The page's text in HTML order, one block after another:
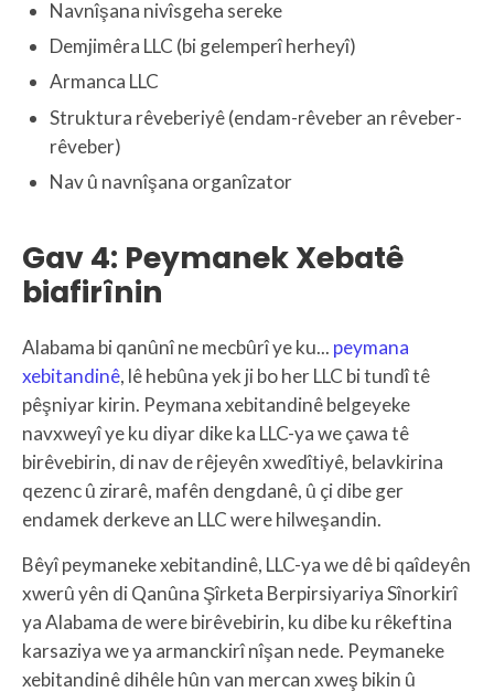
Navnîşana nivîsgeha sereke
Demjimêra LLC (bi gelemperî herheyî)
Armanca LLC
Struktura rêveberiyê (endam-rêveber an rêveber-
rêveber)
Nav û navnîşana organîzator
Gav 4: Peymanek Xebatê
biafirînin
Alabama bi qanûnî ne mecbûrî ye ku... peymana
xebitandinê, lê hebûna yek ji bo her LLC bi tundî tê
pêşniyar kirin. Peymana xebitandinê belgeyeke
navxweyî ye ku diyar dike ka LLC-ya we çawa tê
birêvebirin, di nav de rêjeyên xwedîtiyê, belavkirina
qezenc û zirarê, mafên dengdanê, û çi dibe ger
endamek derkeve an LLC were hilweşandin.
Bêyî peymaneke xebitandinê, LLC-ya we dê bi qaîdeyên
xwerû yên di Qanûna Şîrketa Berpirsiyariya Sînorkirî
ya Alabama de were birêvebirin, ku dibe ku rêkeftina
karsaziya we ya armanckirî nîşan nede. Peymaneke
xebitandinê dihêle hûn van mercan xweş bikin û